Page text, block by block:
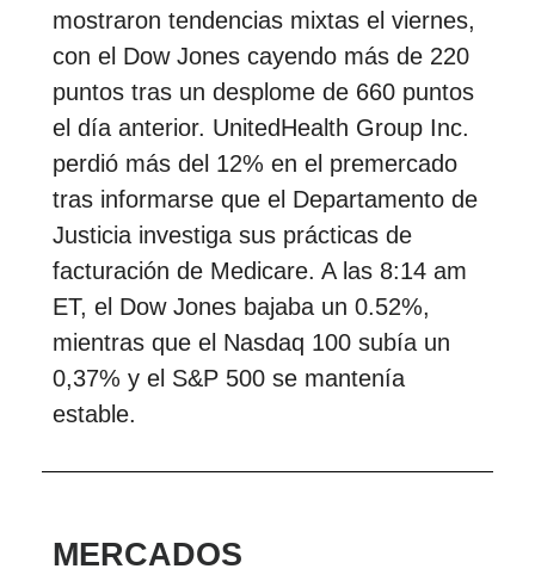
mostraron tendencias mixtas el viernes,
con el Dow Jones cayendo más de 220
puntos tras un desplome de 660 puntos
el día anterior. UnitedHealth Group Inc.
perdió más del 12% en el premercado
tras informarse que el Departamento de
Justicia investiga sus prácticas de
facturación de Medicare. A las 8:14 am
ET, el Dow Jones bajaba un 0.52%,
mientras que el Nasdaq 100 subía un
0,37% y el S&P 500 se mantenía
estable.
MERCADOS